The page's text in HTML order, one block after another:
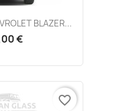
BLAZER...
€
favorite_border